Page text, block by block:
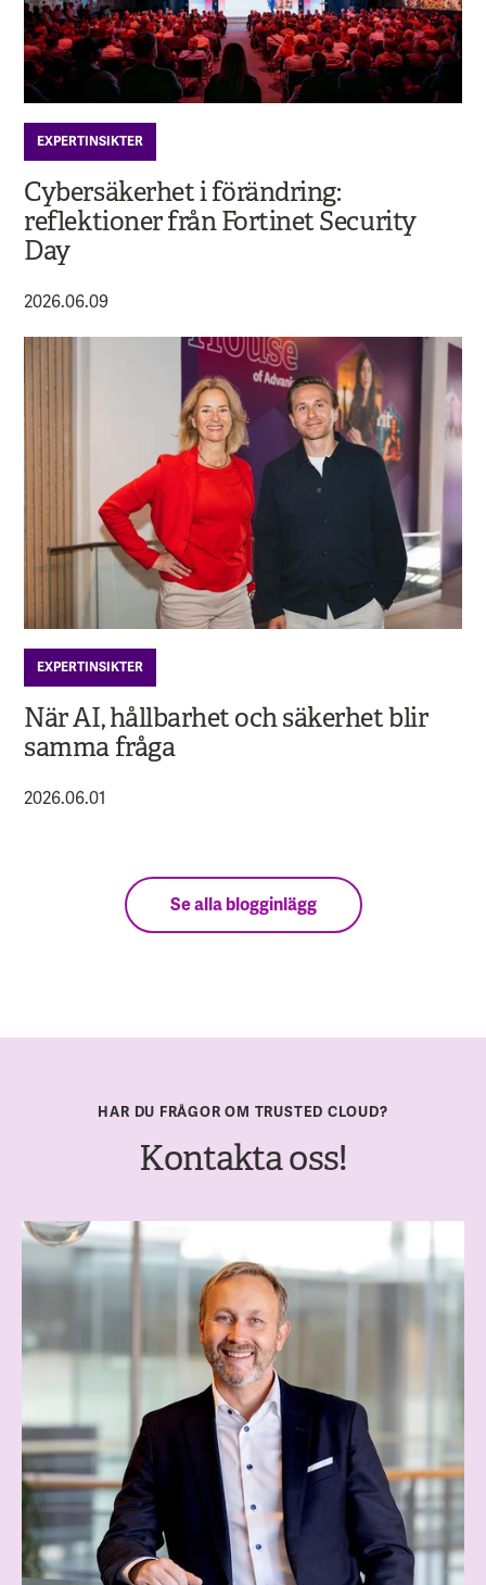
EXPERTINSIKTER
Cybersäkerhet i förändring:
reflektioner från Fortinet Security
Day
2026.06.09
EXPERTINSIKTER
När AI, hållbarhet och säkerhet blir
samma fråga
2026.06.01
Se alla blogginlägg
HAR DU FRÅGOR OM TRUSTED CLOUD?
Kontakta oss!